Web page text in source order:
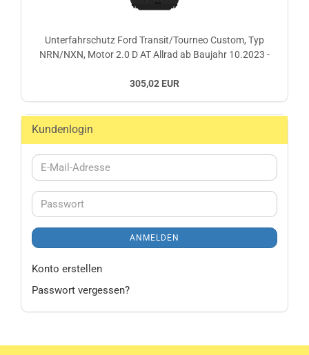
Unterfahrschutz Ford Transit/Tourneo Custom, Typ
NRN/NXN, Motor 2.0 D AT Allrad ab Baujahr 10.2023 -
305,02 EUR
Kundenlogin
E-
Mail-
Passwort
ANMELDEN
Konto erstellen
Passwort vergessen?